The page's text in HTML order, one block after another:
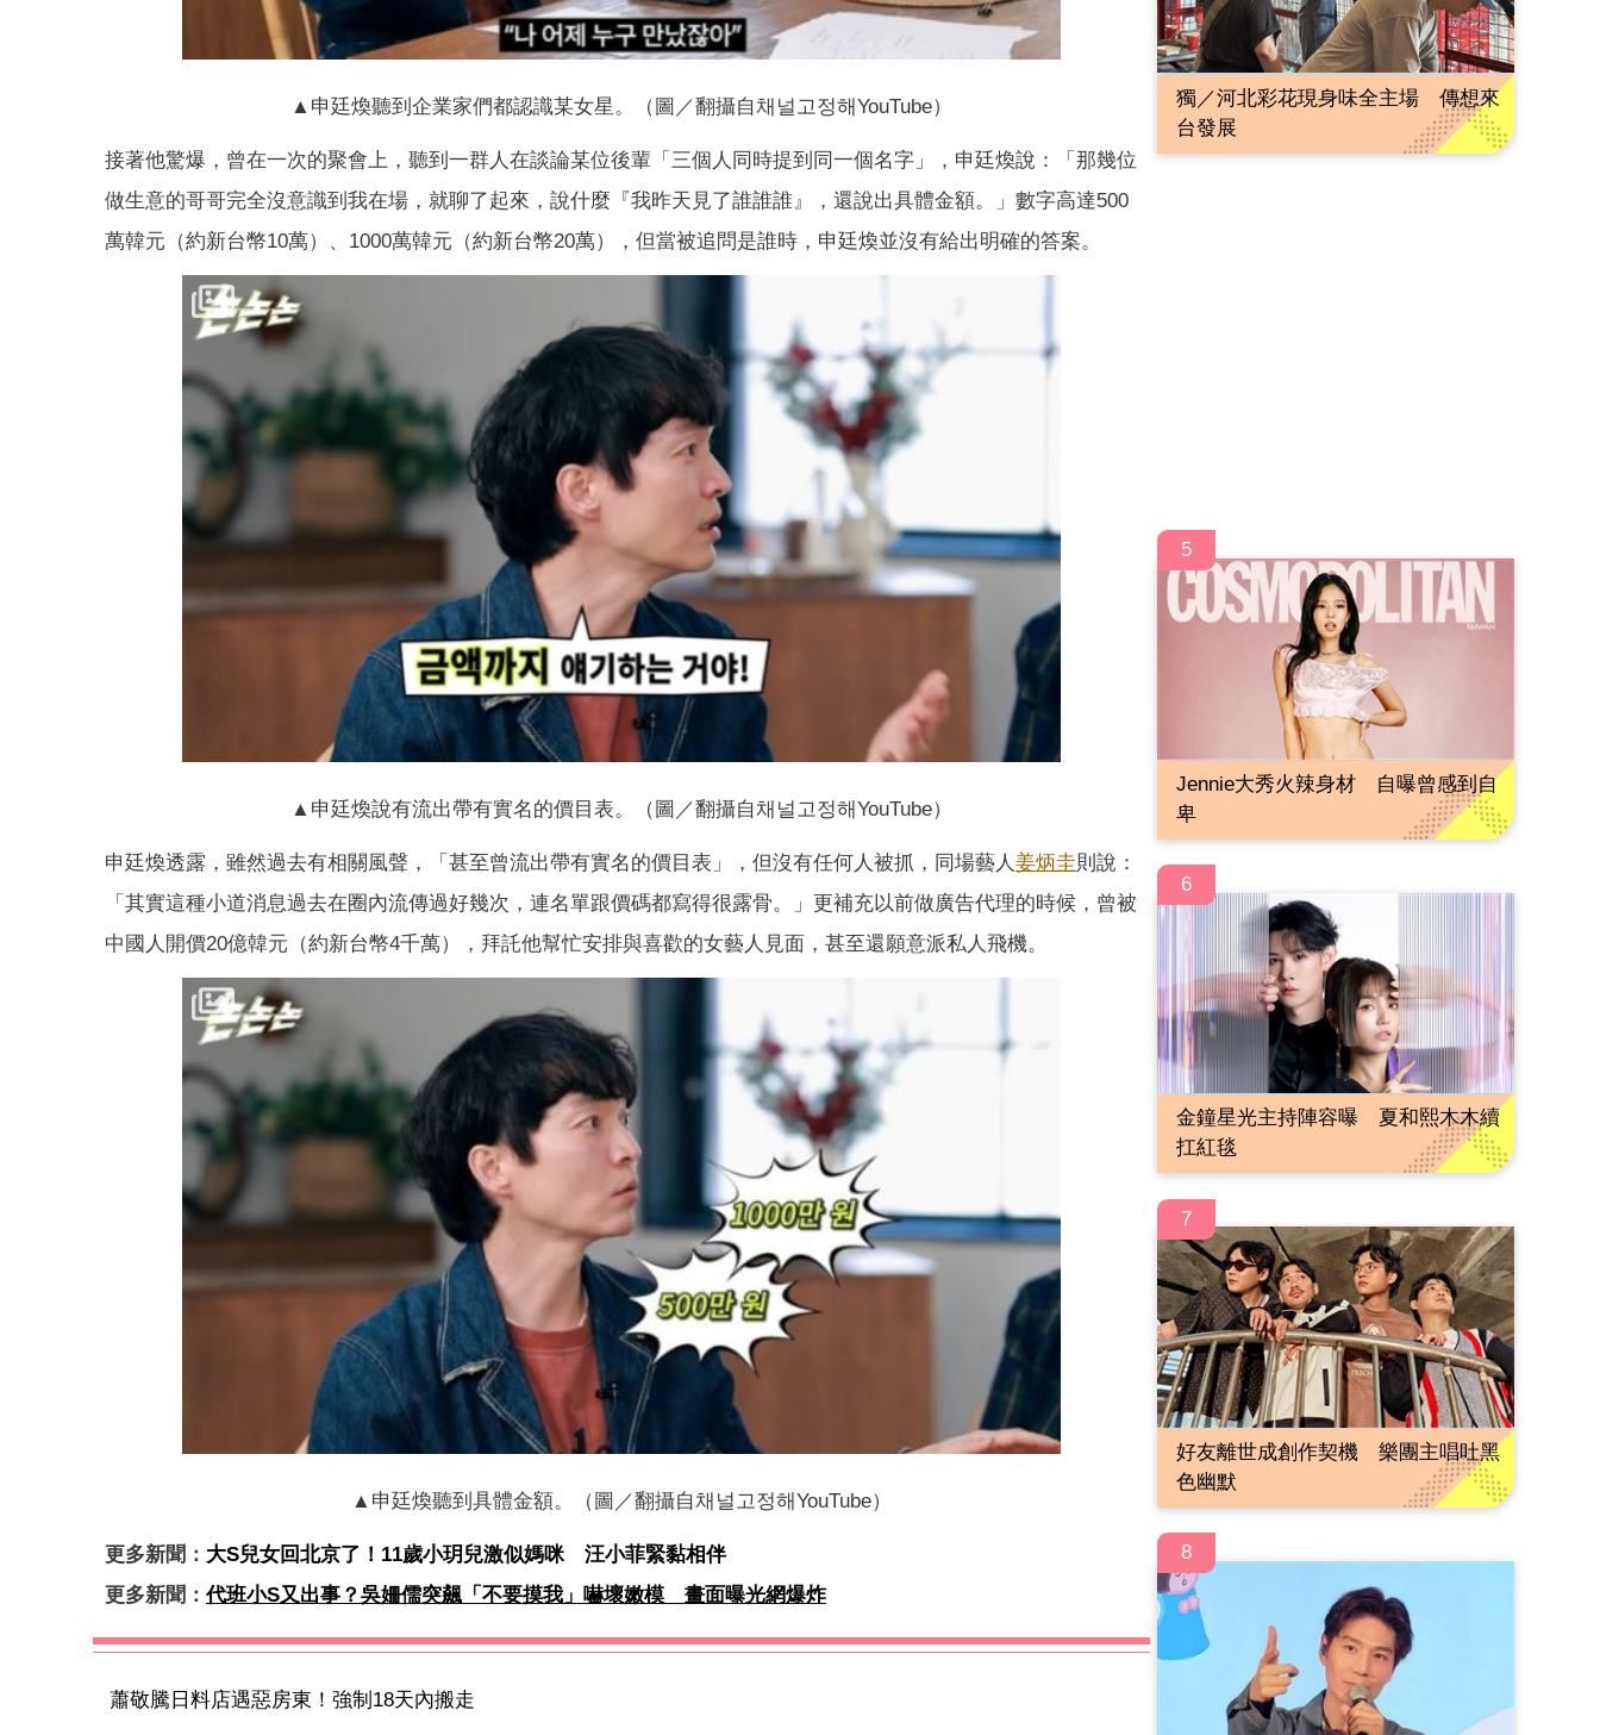
▲申廷煥聽到企業家們都認識某女星。（圖／翻攝自채널고정해YouTube）
接著他驚爆，曾在一次的聚會上，聽到一群人在談論某位後輩「三個人同時提到同一個名字」，申廷煥說：「那幾位
做生意的哥哥完全沒意識到我在場，就聊了起來，說什麼『我昨天見了誰誰誰』，還說出具體金額。」數字高達500
萬韓元（約新台幣10萬）、1000萬韓元（約新台幣20萬），但當被追問是誰時，申廷煥並沒有給出明確的答案。
▲申廷煥說有流出帶有實名的價目表。（圖／翻攝自채널고정해YouTube）
申廷煥透露，雖然過去有相關風聲，「甚至曾流出帶有實名的價目表」，但沒有任何人被抓，同場藝人 姜炳圭則說：
「其實這種小道消息過去在圈內流傳過好幾次，連名單跟價碼都寫得很露骨。」更補充以前做廣告代理的時候，曾被
中國人開價20億韓元（約新台幣4千萬），拜託他幫忙安排與喜歡的女藝人見面，甚至還願意派私人飛機。
▲申廷煥聽到具體金額。（圖／翻攝自채널고정해YouTube）
更多新聞： 大S兒女回北京了！11歲小玥兒激似媽咪 汪小菲緊黏相伴
更多新聞： 代班小S又出事？吳姍儒突飆「不要摸我」嚇壞嫩模 畫面曝光網爆炸
蕭敬騰日料店遇惡房東！強制18天內搬走
獨／河北彩花現身味全主場 傳想來
台發展
5
Jennie大秀火辣身材 自曝曾感到自
卑
6
金鐘星光主持陣容曝 夏和熙木木續
扛紅毯
7
好友離世成創作契機 樂團主唱吐黑
色幽默
8